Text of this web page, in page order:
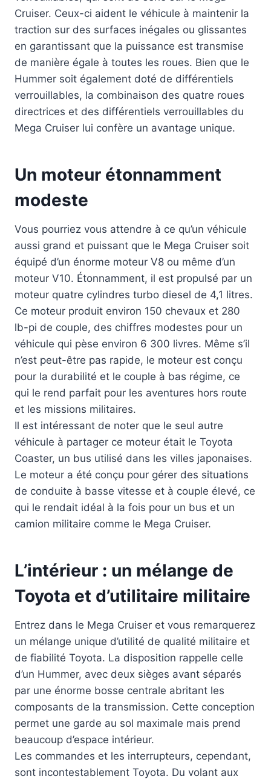
Cruiser. Ceux-ci aident le véhicule à maintenir la
traction sur des surfaces inégales ou glissantes
en garantissant que la puissance est transmise
de manière égale à toutes les roues. Bien que le
Hummer soit également doté de différentiels
verrouillables, la combinaison des quatre roues
directrices et des différentiels verrouillables du
Mega Cruiser lui confère un avantage unique.
Un moteur étonnamment
modeste
Vous pourriez vous attendre à ce qu’un véhicule
aussi grand et puissant que le Mega Cruiser soit
équipé d’un énorme moteur V8 ou même d’un
moteur V10. Étonnamment, il est propulsé par un
moteur quatre cylindres turbo diesel de 4,1 litres.
Ce moteur produit environ 150 chevaux et 280
lb-pi de couple, des chiffres modestes pour un
véhicule qui pèse environ 6 300 livres. Même s’il
n’est peut-être pas rapide, le moteur est conçu
pour la durabilité et le couple à bas régime, ce
qui le rend parfait pour les aventures hors route
et les missions militaires.
Il est intéressant de noter que le seul autre
véhicule à partager ce moteur était le Toyota
Coaster, un bus utilisé dans les villes japonaises.
Le moteur a été conçu pour gérer des situations
de conduite à basse vitesse et à couple élevé, ce
qui le rendait idéal à la fois pour un bus et un
camion militaire comme le Mega Cruiser.
L’intérieur : un mélange de
Toyota et d’utilitaire militaire
Entrez dans le Mega Cruiser et vous remarquerez
un mélange unique d’utilité de qualité militaire et
de fiabilité Toyota. La disposition rappelle celle
d’un Hummer, avec deux sièges avant séparés
par une énorme bosse centrale abritant les
composants de la transmission. Cette conception
permet une garde au sol maximale mais prend
beaucoup d’espace intérieur.
Les commandes et les interrupteurs, cependant,
sont incontestablement Toyota. Du volant aux